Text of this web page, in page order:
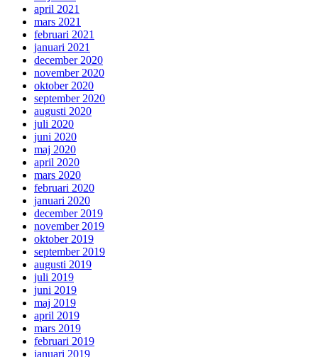
april 2021
mars 2021
februari 2021
januari 2021
december 2020
november 2020
oktober 2020
september 2020
augusti 2020
juli 2020
juni 2020
maj 2020
april 2020
mars 2020
februari 2020
januari 2020
december 2019
november 2019
oktober 2019
september 2019
augusti 2019
juli 2019
juni 2019
maj 2019
april 2019
mars 2019
februari 2019
januari 2019